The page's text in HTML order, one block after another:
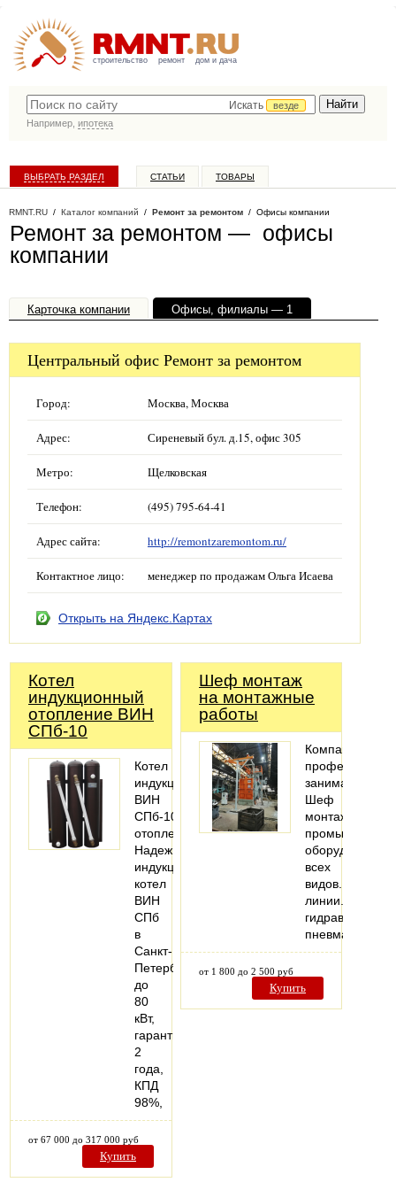
строительство ремонт дом и дача
Искать
везде
Например, ипотека
ВЫБРАТЬ РАЗДЕЛ СТАТЬИ ТОВАРЫ
RMNT.RU / Каталог компаний / Ремонт за ремонтом / Офисы компании
Ремонт за ремонтом — офисы
компании
Карточка компании Офисы, филиалы — 1
Центральный офис Ремонт за ремонтом
Город: Москва, Москва
Адрес: Сиреневый бул. д.15, офис 305
Метро: Щелковская
Телефон: (495) 795-64-41
Адрес сайта: http://remontzaremontom.ru/
Контактное лицо: менеджер по продажам Ольга Исаева
Открыть на Яндекс.Картах
Котел
индукционный
отопление ВИН
СПб-10
Котел
индукционный
ВИН
СПб-10
отопление.
Надежный
индукционный
котел
ВИН
СПб
в
Санкт-
Петербурге
до
80
кВт,
гарантия
2
года,
КПД
98%,
от 67 000 до 317 000 руб
Купить
Шеф монтаж
на монтажные
работы
Компания
занимается
Шеф
монтажом
всех
линии.Монтаж
гидравлических
от 1 800 до 2 500 руб
Купить